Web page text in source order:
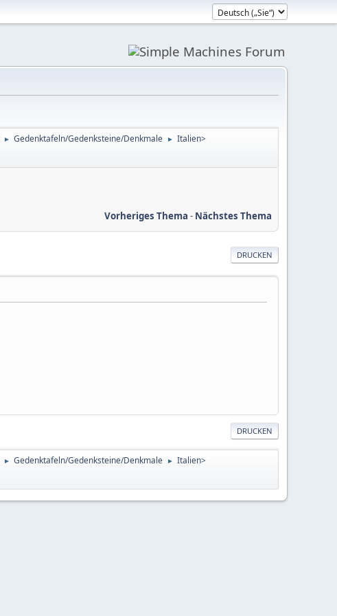
► Gedenktafeln/Gedenksteine/Denkmale ► Italien>
Vorheriges Thema - Nächstes Thema
DRUCKEN
DRUCKEN
► Gedenktafeln/Gedenksteine/Denkmale ► Italien>